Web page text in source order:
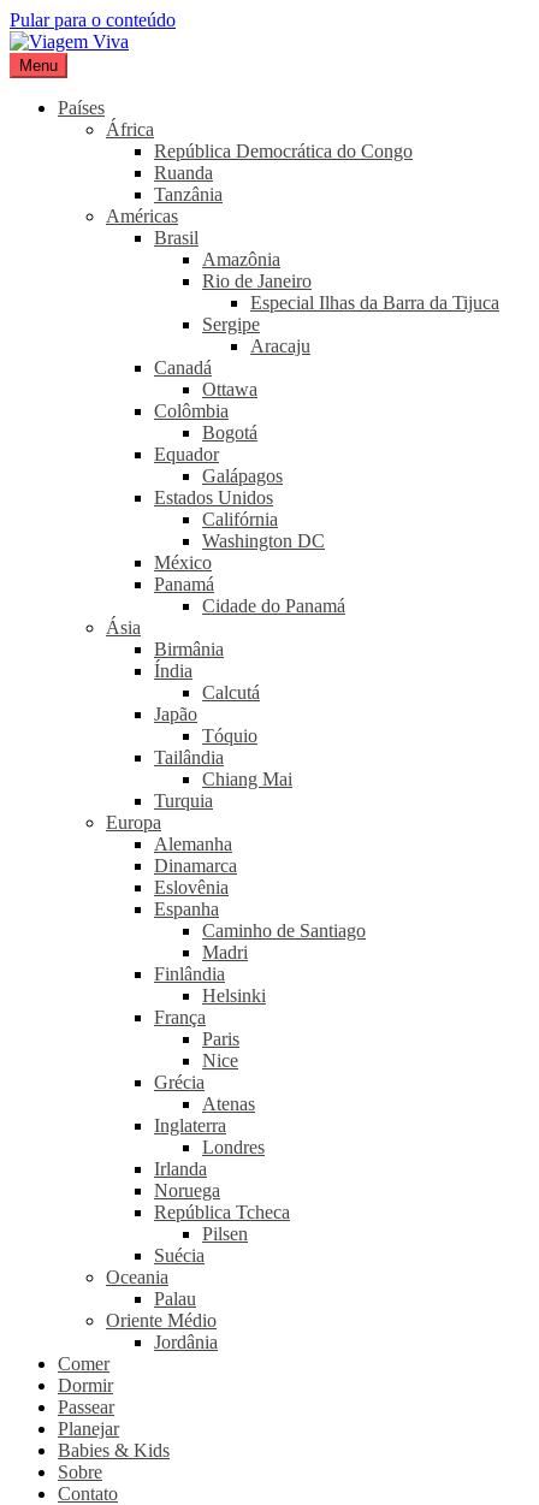
Pular para o conteúdo
Viagem Viva
Seu portal de turismo sustentável
Menu
Países
África
República Democrática do Congo
Ruanda
Tanzânia
Américas
Brasil
Amazônia
Rio de Janeiro
Especial Ilhas da Barra da Tijuca
Sergipe
Aracaju
Canadá
Ottawa
Colômbia
Bogotá
Equador
Galápagos
Estados Unidos
Califórnia
Washington DC
México
Panamá
Cidade do Panamá
Ásia
Birmânia
Índia
Calcutá
Japão
Tóquio
Tailândia
Chiang Mai
Turquia
Europa
Alemanha
Dinamarca
Eslovênia
Espanha
Caminho de Santiago
Madri
Finlândia
Helsinki
França
Paris
Nice
Grécia
Atenas
Inglaterra
Londres
Irlanda
Noruega
República Tcheca
Pilsen
Suécia
Oceania
Palau
Oriente Médio
Jordânia
Comer
Dormir
Passear
Planejar
Babies & Kids
Sobre
Contato